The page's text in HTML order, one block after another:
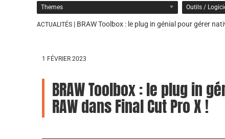
Themes Outils /
ACTUALITÉS | BRAW Toolbox : le plug in génial pour gérer
1 FÉVRIER 2023
BRAW Toolbox : le plug in
RAW dans Final Cut Pro X !